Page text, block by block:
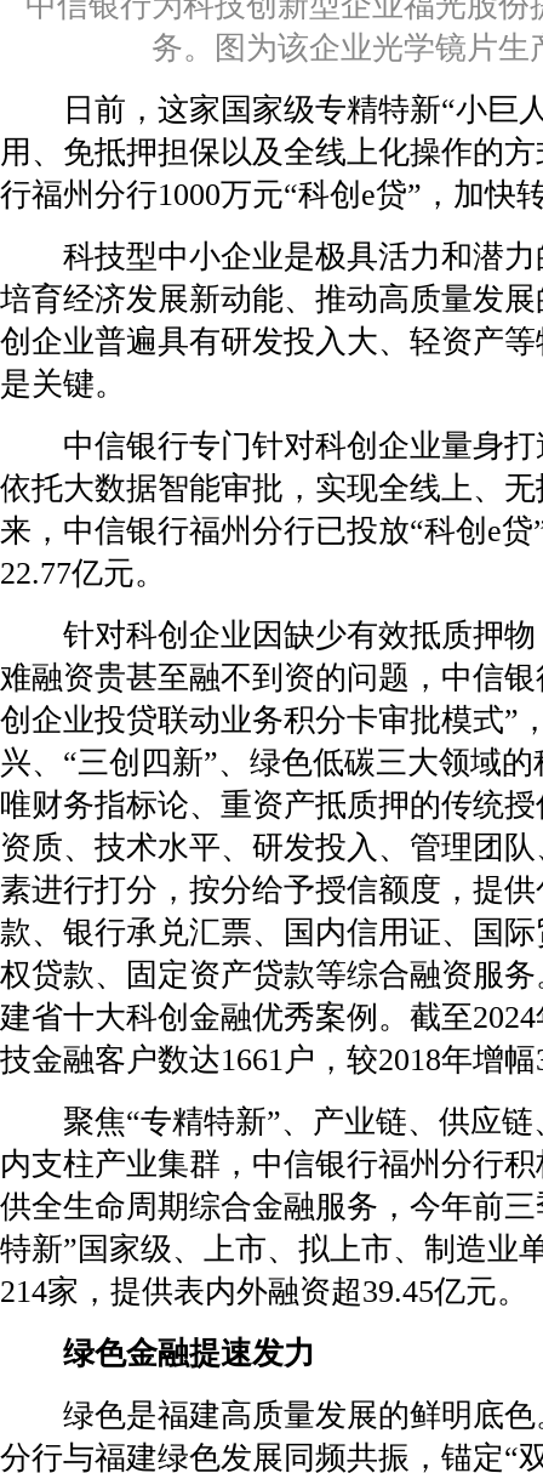
务。图为该企业光学镜片生
日前，这家国家级专精特新“小巨
用、免抵押担保以及全线上化操作的
行福州分行1000万元“科创e贷”，加快
科技型中小企业是极具活力和潜力
培育经济发展新动能、推动高质量发
创企业普遍具有研发投入大、轻资产
是关键。
中信银行专门针对科创企业量身打
依托大数据智能审批，实现全线上、
来，中信银行福州分行已投放“科创e贷
22.77亿元。
针对科创企业因缺少有效抵质押物
难融资贵甚至融不到资的问题，中信
创企业投贷联动业务积分卡审批模式”
兴、“三创四新”、绿色低碳三大领域
唯财务指标论、重资产抵质押的传统
资质、技术水平、研发投入、管理团
素进行打分，按分给予授信额度，提
款、银行承兑汇票、国内信用证、国
权贷款、固定资产贷款等综合融资服
建省十大科创金融优秀案例。截至
技金融客户数达1661户，较2018年增幅
聚焦“专精特新”、产业链、供应链
内支柱产业集群，中信银行福州分行
供全生命周期综合金融服务，今年前
特新”国家级、上市、拟上市、制造业
214家，提供表内外融资超39.45亿元。
绿色金融提速发力
绿色是福建高质量发展的鲜明底色
分行与福建绿色发展同频共振，锚定“